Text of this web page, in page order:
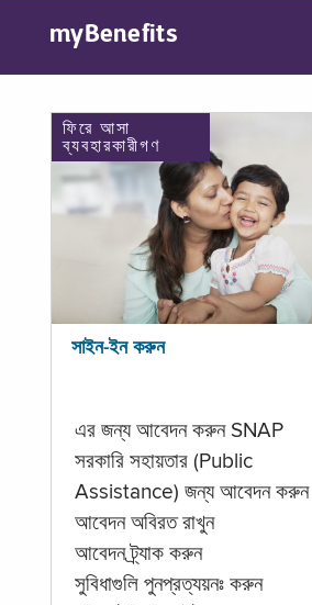
myBenefits
ফিরে আসা
ব্যবহারকারীগণ
সাইন-ইন করুন
এর জন্য আবেদন করুন SNAP
সরকারি সহায়তার (Public
Assistance) জন্য আবেদন করুন
আবেদন অবিরত রাখুন
আবেদন ট্র্যাক করুন
সুবিধাগুলি পুনপ্রত্যয়নঃ করুন